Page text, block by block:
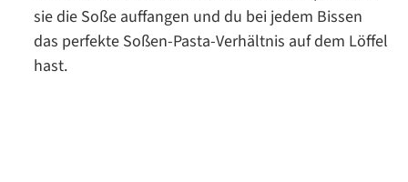
sie die Soße auffangen und du bei jedem Bissen
das perfekte Soßen-Pasta-Verhältnis auf dem Löffel
hast.